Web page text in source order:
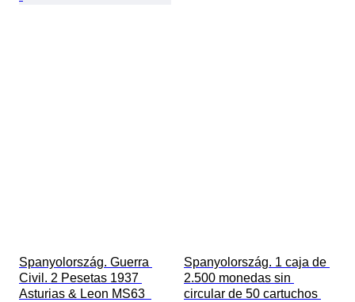
Spanyolország. Guerra
Civil. 2 Pesetas 1937
Asturias & Leon MS63
Spanyolország. 1 caja de
2.500 monedas sin
circular de 50 cartuchos